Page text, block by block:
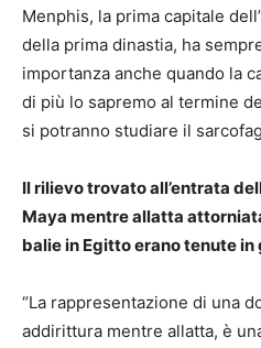
Menphis, la prima capitale
della prima dinastia, ha
importanza anche quando la
di più lo sapremo al termine
si potranno studiare il
Il rilievo trovato all’entrata
Maya mentre allatta
balie in Egitto erano tenute
“La rappresentazione di una
addirittura mentre allatta, è